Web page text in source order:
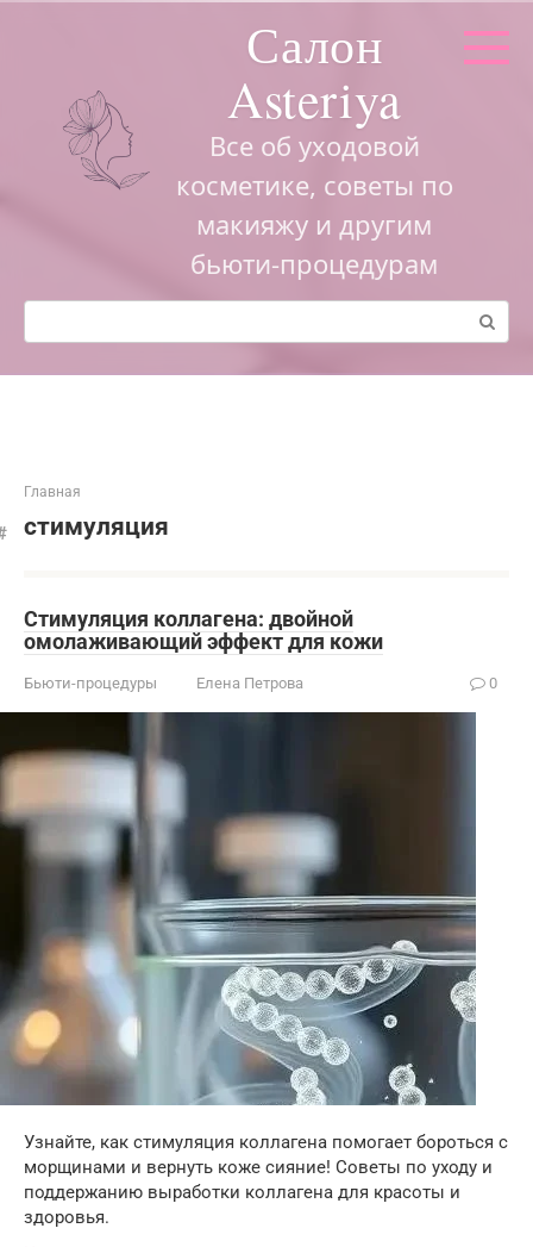
Салон
Asteriya
Все об уходовой
косметике, советы по
макияжу и другим
бьюти-процедурам
Поиск:
Главная
стимуляция
Стимуляция коллагена: двойной
омолаживающий эффект для кожи
Бьюти-процедуры Елена Петрова 0
Узнайте, как стимуляция коллагена помогает бороться с
морщинами и вернуть коже сияние! Советы по уходу и
поддержанию выработки коллагена для красоты и
здоровья.